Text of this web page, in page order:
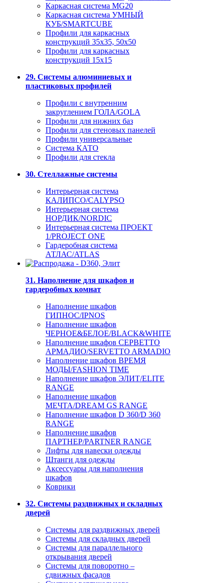
Каркасная система MG20
Каркасная система УМНЫЙ
КУБ/SMARTCUBE
Профили для каркасных
конструкций 35x35, 50x50
Профили для каркасных
конструкций 15х15
29. Системы алюминиевых и
пластиковых профилей
Профили с внутренним
закруглением ГОЛА/GOLA
Профили для нижних баз
Профили для стеновых панелей
Профили универсальные
Система КАТО
Профили для стекла
30. Стеллажные системы
Интерьерная система
КАЛИПСО/CALYPSO
Интерьерная система
НОРДИК/NORDIC
Интерьерная система ПРОЕКТ
1/PROJECT ONE
Гардеробная система
АТЛАС/ATLAS
31. Наполнение для шкафов и
гардеробных комнат
Наполнение шкафов
ГИПНОС/IPNOS
Наполнение шкафов
ЧЕРНОЕ&БЕЛОЕ/BLACK&WHITE
Наполнение шкафов СЕРВЕТТО
АРМАДИО/SERVETTO ARMADIO
Наполнение шкафов ВРЕМЯ
МОДЫ/FASHION TIME
Наполнение шкафов ЭЛИТ/ELITE
RANGE
Наполнение шкафов
МЕЧТА/DREAM GS RANGE
Наполнение шкафов D 360/D 360
RANGE
Наполнение шкафов
ПАРТНЕР/PARTNER RANGE
Лифты для навески одежды
Штанги для одежды
Аксессуары для наполнения
шкафов
Коврики
32. Системы раздвижных и складных
дверей
Системы для раздвижных дверей
Системы для складных дверей
Системы для параллельного
открывания дверей
Системы для поворотно –
сдвижных фасадов